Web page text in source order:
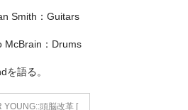
Smith：Guitars
McBrain：Drums
を語る。
YOUNG::頭脳改革 [